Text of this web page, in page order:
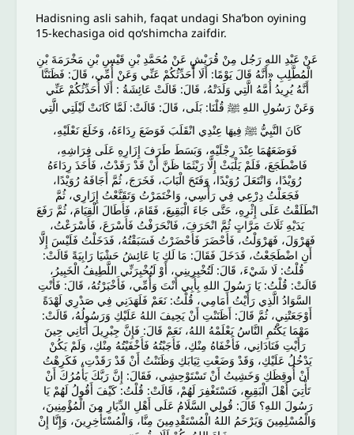
Hadisning asli sahih, faqat undagi Shaʼbon oyining
15-kechasiga oid qoʻshimcha zaifdir.
عَنْ عَبْدِ اللهِ رَجُل مِنْ قُرَيْشٍ عَنْ مُحَمَّدِ بْنِ قَيْسِ بْنِ مَخْرَمَةَ بْنِ
الْمُطَّلِبِ «أَنَّهُ قَالَ يَوْمًا: أَلَا أُحَدِّثُكُمْ عَنِّي وَعَنْ أُمِّي، قَالَ: فَظَنَنَّا
أَنَّهُ يُرِيدُ أُمَّهُ الَّتِي وَلَدَتْهُ، قَالَ: قَالَتْ عَائِشَةُ : أَلَا أُحَدِّثُكُمْ عَنِّي
وَعَنْ رَسُولِ اللهِ ﷺ قُلْنَا: بَلَى، قَالَ: قَالَتْ: لَمَّا كَانَتْ لَيْلَتِي الَّتِي
كَانَ النَّبِيُّ ﷺ فِيهَا عِنْدِي انْقَلَبَ فَوَضَعَ رِدَاءَهُ، وَخَلَعَ نَعْلَيْهِ،
فَوَضَعَهُمَا عِنْدَ رِجْلَيْهِ، وَبَسَطَ طَرَفَ إِزَارِهِ عَلَى فِرَاشِهِ،
فَاضْطَجَعَ، فَلَمْ يَلْبَثْ إِلَّا رَيْثَمَا ظَنَّ أَنْ قَدْ رَقَدْتُ، فَأَخَذَ رِدَاءَهُ
رُوَيْدًا، وَانْتَعَلَ رُوَيْدًا، وَفَتَحَ الْبَابَ، فَخَرَجَ، ثُمَّ أَجَافَهُ رُوَيْدًا،
فَجَعَلْتُ دِرْعِي فِي رَأْسِي، وَاخْتَمَرْتُ وَتَقَنَّعْتُ إِزَارِي، ثُمَّ
انْطَلَقْتُ عَلَى إِثْرِهِ، حَتَّى جَاءَ الْبَقِيعَ، فَقَامَ، فَأَطَالَ الْقِيَامَ، ثُمَّ رَفَعَ
يَدَيْهِ ثَلَاثَ مَرَّاتٍ ثُمَّ انْحَرَفَ، فَانْحَرَفْتُ فَأَسْرَعَ، فَأَسْرَعْتُ،
فَهَرْوَلَ، فَهَرْوَلْتُ، فَأَحْضَرَ فَأَحْضَرْتُ فَسَبَقْتُهُ، فَدَخَلْتُ فَلَيْسَ إِلَّا
أَنِ اضْطَجَعْتُ، فَدَخَلَ فَقَالَ: مَا لَكِ يَا عَائِشُ حَشْيَا رَابِيَةً قَالَتْ:
قُلْتُ: لَا شَيْءَ، قَالَ: لَتُخْبِرِينِي، أَوْ لَيُخْبِرَنِّي اللَّطِيفُ الْخَبِيرُ،
قَالَتْ: قُلْتُ: يَا رَسُولَ اللهِ بِأَبِي أَنْتَ وَأُمِّي، فَأَخْبَرْتُهُ، قَالَ: فَأَنْتِ
السَّوَادُ الَّذِي رَأَيْتُ أَمَامِي، قُلْتُ: نَعَمْ فَلَهَدَنِي فِي صَدْرِي لَهْدَةً
أَوْجَعَتْنِي، ثُمَّ قَالَ: أَظَنَنْتِ أَنْ يَحِيفَ اللهُ عَلَيْكِ وَرَسُولُهُ، قَالَتْ:
مَهْمَا يَكْتُمِ النَّاسُ يَعْلَمْهُ اللهُ، نَعَمْ قَالَ: فَإِنَّ جِبْرِيلَ أَتَانِي حِينَ
رَأَيْتِ فَنَادَانِي، فَأَخْفَاهُ مِنْكِ، فَأَجَبْتُهُ فَأَخْفَيْتُهُ مِنْكِ، وَلَمْ يَكُنْ
يَدْخُلُ عَلَيْكِ، وَقَدْ وَضَعْتِ ثِيَابَكِ وَظَنَنْتُ أَنْ قَدْ رَقَدْتِ، فَكَرِهْتُ
أَنْ أُوقِظَكِ وَخَشِيتُ أَنْ تَسْتَوْحِشِي، فَقَالَ: إِنَّ رَبَّكَ يَأْمُرُكَ أَنْ
تَأْتِيَ أَهْلَ الْبَقِيعِ، فَتَسْتَغْفِرَ لَهُمْ، قَالَتْ: قُلْتُ: كَيْفَ أَقُولُ لَهُمْ يَا
رَسُولَ اللهِ؟ قَالَ: قُولِي السَّلَامُ عَلَى أَهْلِ الدِّيَارِ مِنَ الْمُؤْمِنِينَ،
وَالْمُسْلِمِينَ وَيَرْحَمُ اللهُ الْمُسْتَقْدِمِينَ مِنَّا، وَالْمُسْتَأْخِرِينَ، وَإِنَّا إِنْ